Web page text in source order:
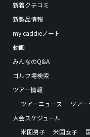
新着クチコミ
新製品情報
my caddieノート
動画
みんなのQ&A
ゴルフ場検索
ツアー情報
ツアーニュース
ツア
大会スケジュール
米国男子
米国女子